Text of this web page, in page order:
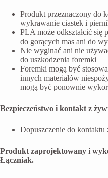
Produkt przeznaczony do
wykrawanie ciastek i
PLA może odkształcić się
do gorących mas ani do
Nie wyginać ani nie
do uszkodzenia foremki
Foremki mogą być
innych materiałów
mogą być ponownie
Bezpieczeństwo i kontakt z
Dopuszczenie do kontaktu
Produkt zaprojektowany i
Łączniak.